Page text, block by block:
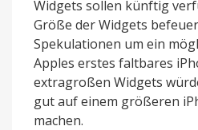
Widgets sollen künftig
Größe der Widgets
Spekulationen um ein
Apples erstes faltbares
extragroßen Widgets
gut auf einem größeren
machen.